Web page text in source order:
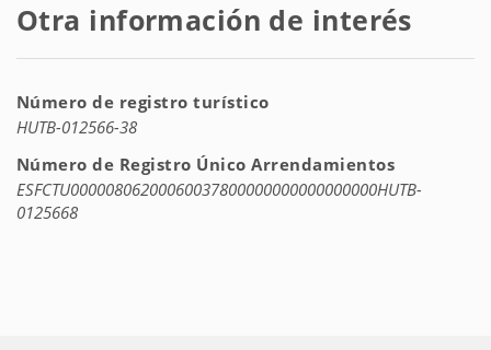
Otra información de interés
Número de registro turístico
HUTB-012566-38
Número de Registro Único Arrendamientos
ESFCTU00000806200060037800000000000000000HUTB-
0125668